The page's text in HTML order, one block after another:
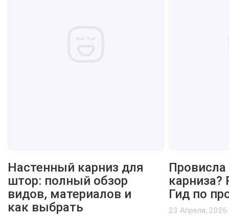
Настенный карниз для
штор: полный обзор
видов, материалов и
как выбрать
Провисла
карниза?
Гид по
23 Апреля, 2026